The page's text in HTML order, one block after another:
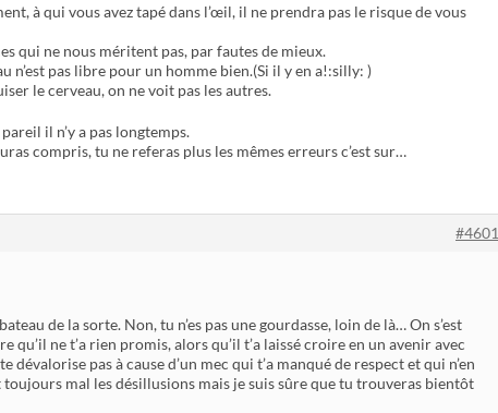
à qui vous avez tapé dans l’œil, il ne prendra pas le risque de vous
qui ne nous méritent pas, par fautes de mieux.
n’est pas libre pour un homme bien.(Si il y en a!:silly: )
le cerveau, on ne voit pas les autres.
il n’y a pas longtemps.
compris, tu ne referas plus les mêmes erreurs c’est sur…
#4601
de la sorte. Non, tu n’es pas une gourdasse, loin de là… On s’est
qu’il ne t’a rien promis, alors qu’il t’a laissé croire en un avenir avec
dévalorise pas à cause d’un mec qui t’a manqué de respect et qui n’en
toujours mal les désillusions mais je suis sûre que tu trouveras bientôt